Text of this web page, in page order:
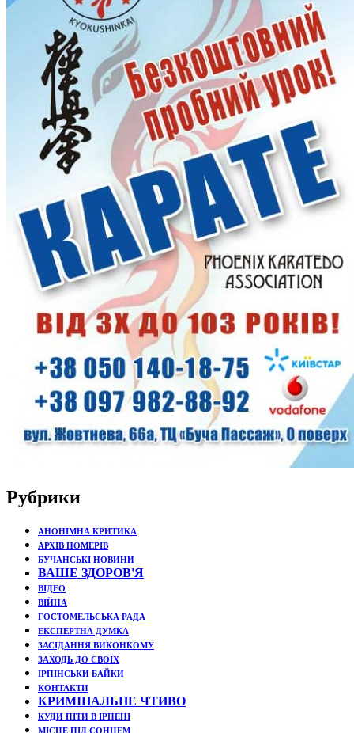
Рубрики
АНОНІМНА КРИТИКА
АРХІВ НОМЕРІВ
БУЧАНСЬКІ НОВИНИ
ВАШЕ ЗДОРОВ'Я
ВІДЕО
ВІЙНА
ГОСТОМЕЛЬСЬКА РАДА
ЕКСПЕРТНА ДУМКА
ЗАСІДАННЯ ВИКОНКОМУ
ЗАХОДЬ ДО СВОЇХ
ІРПІНСЬКИ БАЙКИ
КОНТАКТИ
КРИМІНАЛЬНЕ ЧТИВО
КУДИ ПІТИ В ІРПЕНІ